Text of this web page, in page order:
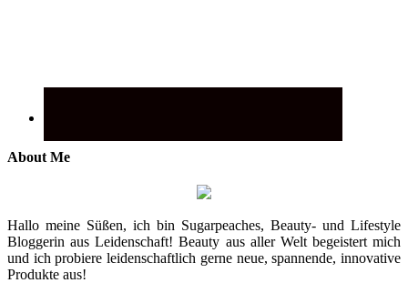
About Me
Hallo meine Süßen, ich bin Sugarpeaches, Beauty- und Lifestyle
Bloggerin aus Leidenschaft! Beauty aus aller Welt begeistert mich
und ich probiere leidenschaftlich gerne neue, spannende, innovative
Produkte aus!